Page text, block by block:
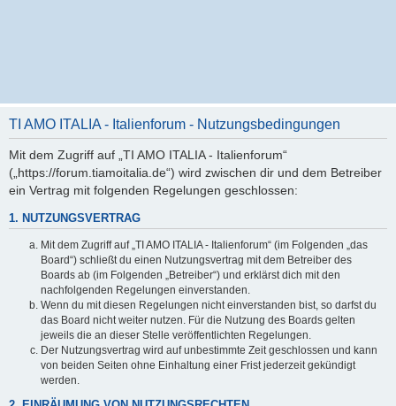
TI AMO ITALIA - Italienforum - Nutzungsbedingungen
Mit dem Zugriff auf „TI AMO ITALIA - Italienforum“
(„https://forum.tiamoitalia.de“) wird zwischen dir und dem Betreiber
ein Vertrag mit folgenden Regelungen geschlossen:
1. NUTZUNGSVERTRAG
Mit dem Zugriff auf „TI AMO ITALIA - Italienforum“ (im Folgenden „das
Board“) schließt du einen Nutzungsvertrag mit dem Betreiber des
Boards ab (im Folgenden „Betreiber“) und erklärst dich mit den
nachfolgenden Regelungen einverstanden.
Wenn du mit diesen Regelungen nicht einverstanden bist, so darfst du
das Board nicht weiter nutzen. Für die Nutzung des Boards gelten
jeweils die an dieser Stelle veröffentlichten Regelungen.
Der Nutzungsvertrag wird auf unbestimmte Zeit geschlossen und kann
von beiden Seiten ohne Einhaltung einer Frist jederzeit gekündigt
werden.